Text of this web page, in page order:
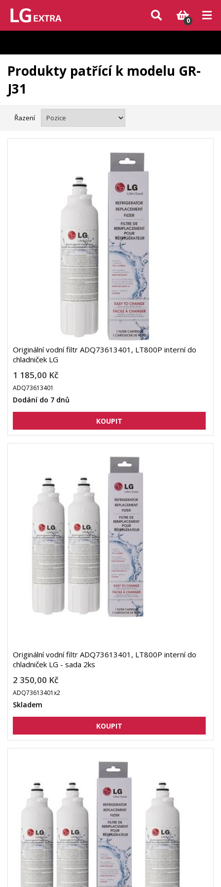
Vzhledem k aktuální situaci se může dodání dílů, které nejsou skladem,
zpozdit. Děkujeme za pochopení.
0
Produkty patřící k modelu GR-
J31
Řazení
Originální vodní filtr ADQ73613401, LT800P interní do
chladniček LG
1 185,00 Kč
ADQ73613401
Dodání do 7 dnů
Originální vodní filtr ADQ73613401, LT800P interní do
chladniček LG - sada 2ks
2 350,00 Kč
ADQ73613401x2
Skladem